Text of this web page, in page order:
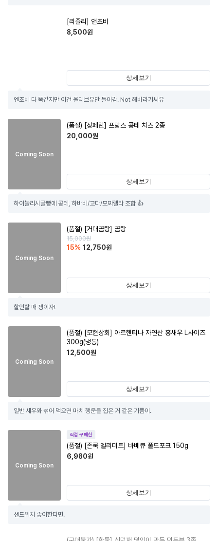
[리졸리] 앤초비
8,500원
상세보기
엔초비 다 똑같지만 이건 올리브유만 들어감. Not 해바라기씨유
Coming Soon
(품절) [장페린] 프랑스 콩테 치즈 2종
20,000원
상세보기
하이놀리시골빵에 콩테, 하바비/고다/모짜렐라 조합 👍
Coming Soon
(품절) [거대곰탕] 곰탕
15,000원
15% 12,750원
상세보기
할인할 때 쟁이자!
Coming Soon
(품절) [모현상회] 아르헨티나 자연산 홍새우 L사이즈
300g(냉동)
12,500원
상세보기
일반 새우와 섞어 먹으면 마치 행운을 집은 거 같은 기쁨이.
Coming Soon
직접 구매한
(품절) [존쿡 델리미트] 바베큐 풀드포크 150g
6,980원
상세보기
샌드위치 좋아한다면.